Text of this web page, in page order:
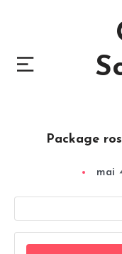
Package
mai